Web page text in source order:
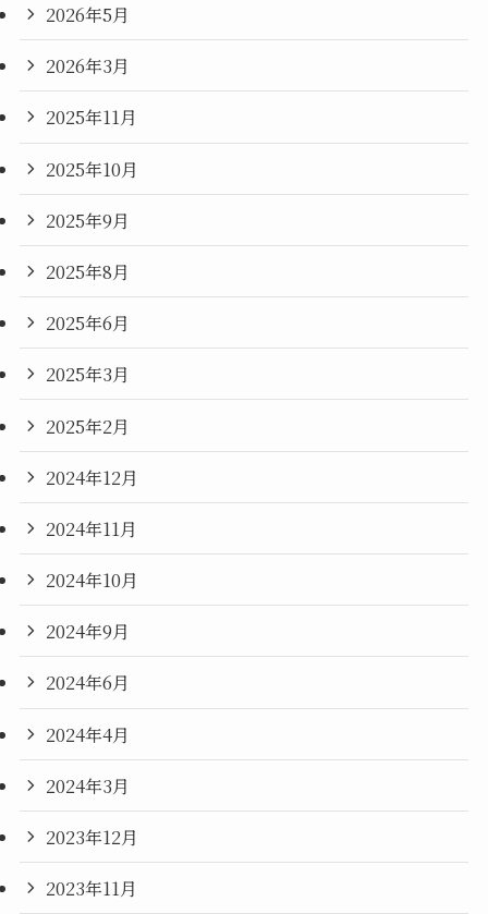
2026年5月
2026年3月
2025年11月
2025年10月
2025年9月
2025年8月
2025年6月
2025年3月
2025年2月
2024年12月
2024年11月
2024年10月
2024年9月
2024年6月
2024年4月
2024年3月
2023年12月
2023年11月